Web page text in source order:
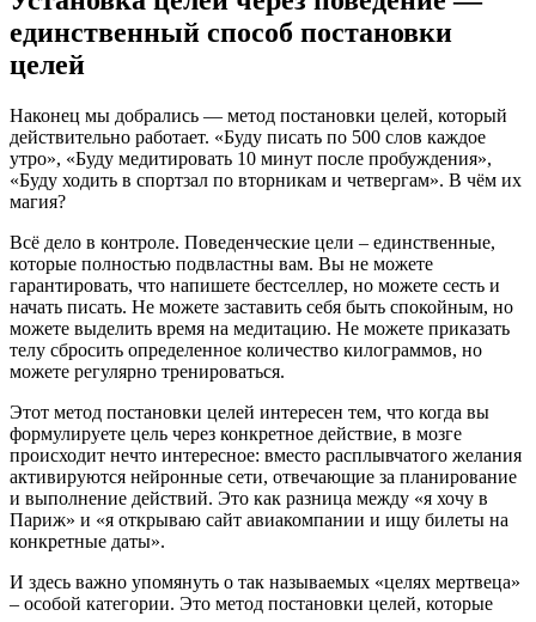
единственный способ постановки
целей
Наконец мы добрались — метод постановки целей, который
действительно работает. «Буду писать по 500 слов каждое
утро», «Буду медитировать 10 минут после пробуждения»,
«Буду ходить в спортзал по вторникам и четвергам». В чём их
магия?
Всё дело в контроле. Поведенческие цели – единственные,
которые полностью подвластны вам. Вы не можете
гарантировать, что напишете бестселлер, но можете сесть и
начать писать. Не можете заставить себя быть спокойным, но
можете выделить время на медитацию. Не можете приказать
телу сбросить определенное количество килограммов, но
можете регулярно тренироваться.
Этот метод постановки целей интересен тем, что когда вы
формулируете цель через конкретное действие, в мозге
происходит нечто интересное: вместо расплывчатого желания
активируются нейронные сети, отвечающие за планирование
и выполнение действий. Это как разница между «я хочу в
Париж» и «я открываю сайт авиакомпании и ищу билеты на
конкретные даты».
И здесь важно упомянуть о так называемых «целях мертвеца»
– особой категории. Это метод постановки целей, которые